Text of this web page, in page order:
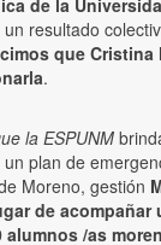
resultado
que Cristina
.
la ESPUNM
plan de
Moreno, gestión
de acompañar
/as